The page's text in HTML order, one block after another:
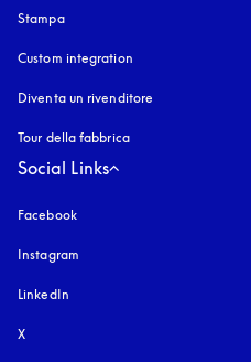
Stampa
Custom integration
Diventa un rivenditore
Tour della fabbrica
Social Links
Facebook
Instagram
LinkedIn
X